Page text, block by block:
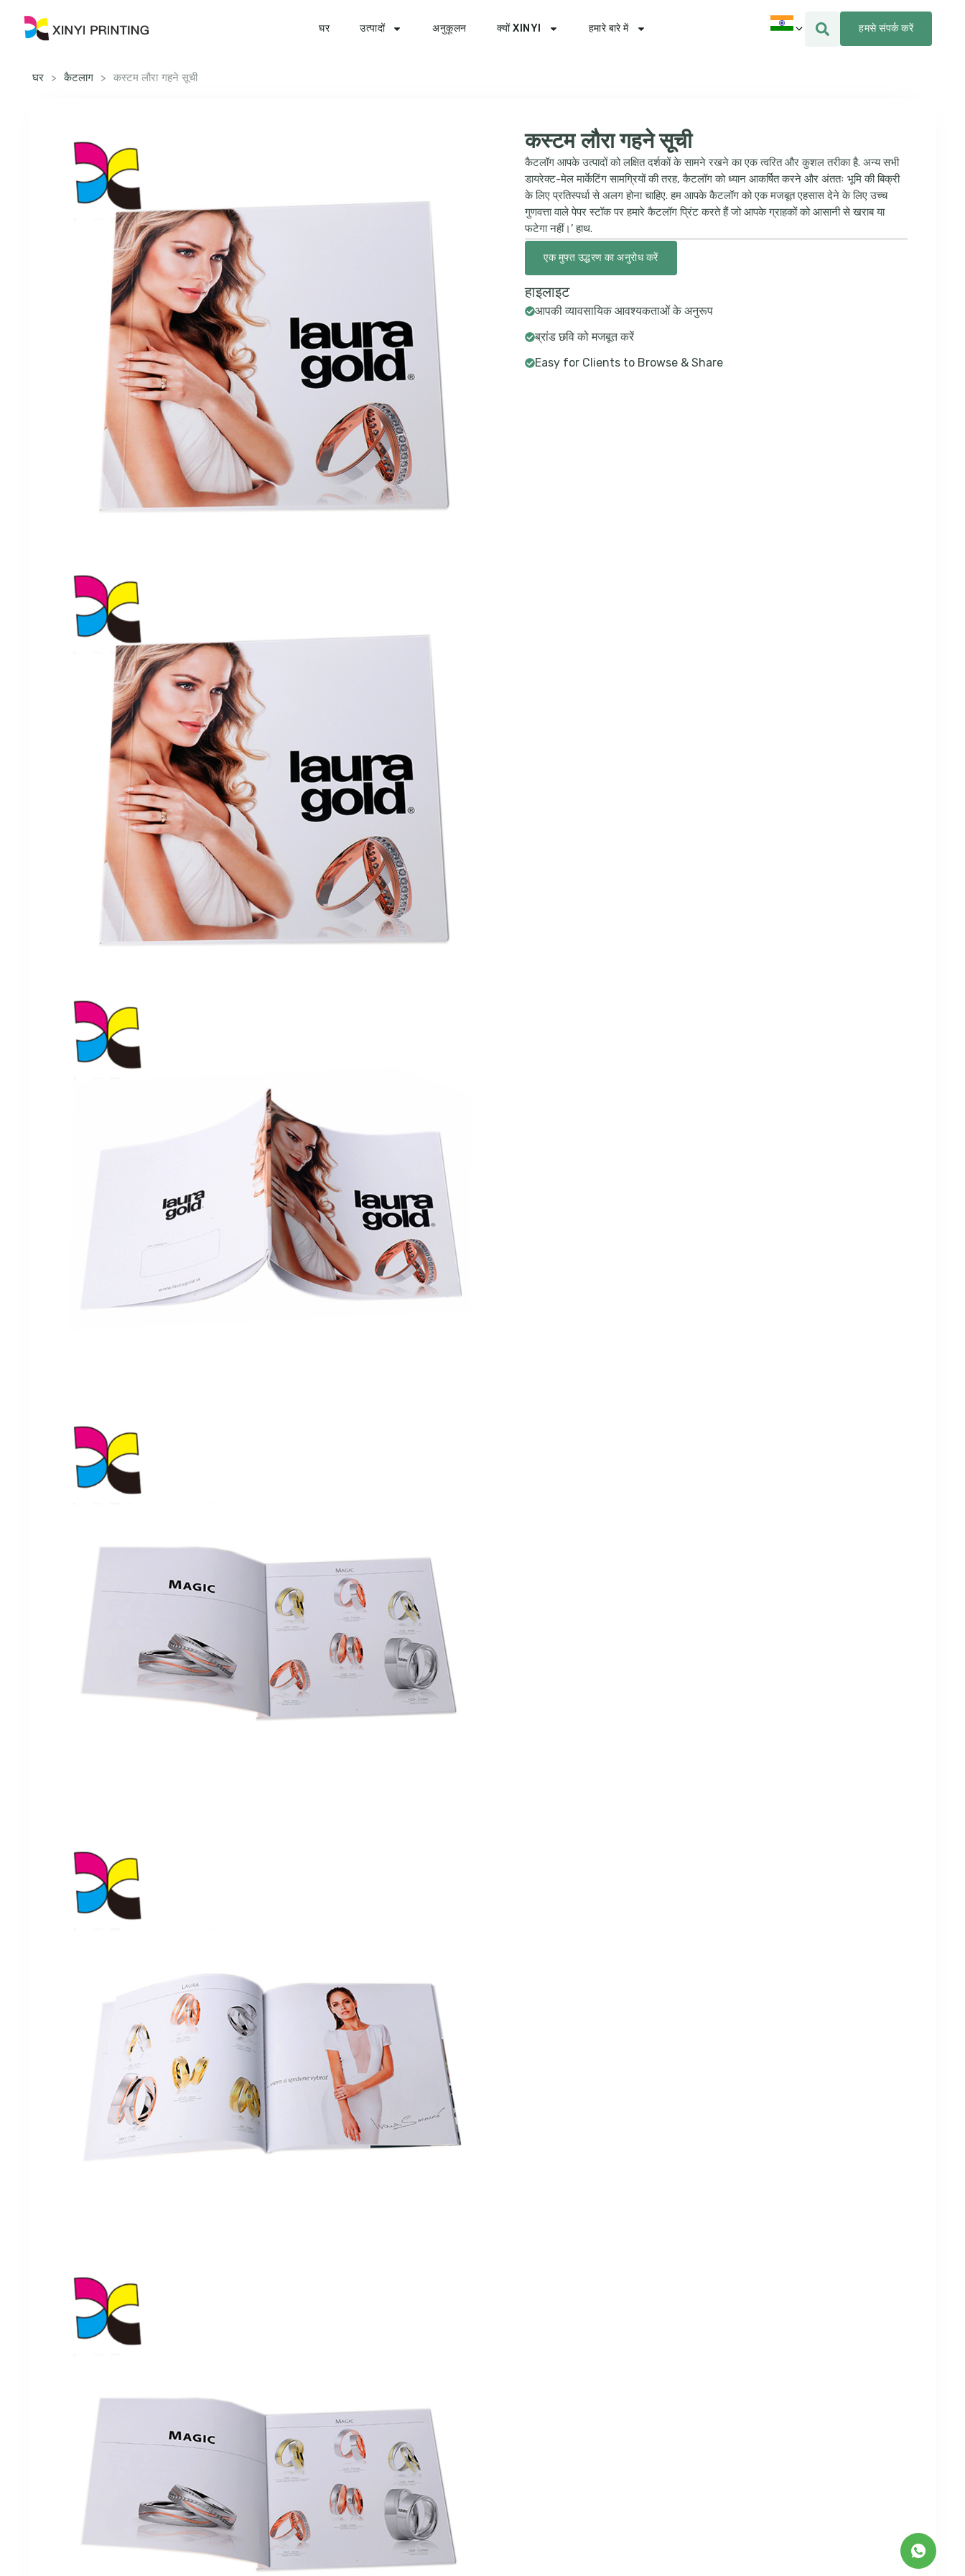
घर उत्पादों अनुकूलन क्यों XINYI हमारे बारे में हमसे संपर्क करें
घर > कैटलाग > कस्टम लौरा गहने सूची
कस्टम लौरा गहने सूची
कैटलॉग आपके उत्पादों को लक्षित दर्शकों के सामने रखने का एक त्वरित और कुशल तरीका है. अन्य सभी
डायरेक्ट-मेल मार्केटिंग सामग्रियों की तरह, कैटलॉग को ध्यान आकर्षित करने और अंततः भूमि की बिक्री
के लिए प्रतिस्पर्धा से अलग होना चाहिए. हम आपके कैटलॉग को एक मजबूत एहसास देने के लिए उच्च
गुणवत्ता वाले पेपर स्टॉक पर हमारे कैटलॉग प्रिंट करते हैं जो आपके ग्राहकों को आसानी से खराब या
फटेगा नहीं।’ हाथ.
एक मुफ्त उद्धरण का अनुरोध करें
हाइलाइट
आपकी व्यावसायिक आवश्यकताओं के अनुरूप
ब्रांड छवि को मजबूत करें
Easy for Clients to Browse & Share